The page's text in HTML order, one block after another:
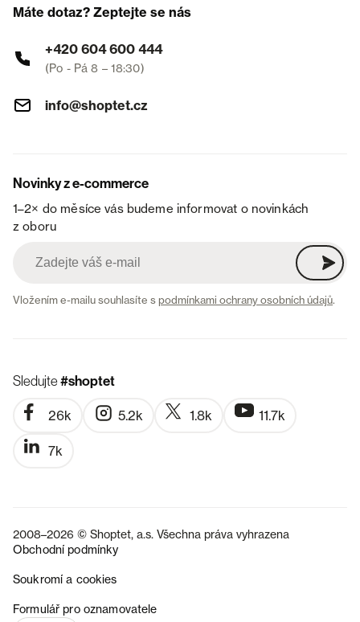
Máte dotaz? Zeptejte se nás
+420 604 600 444
(Po - Pá 8 – 18:30)
info@shoptet.cz
Novinky z e-commerce
1–2× do měsíce vás budeme informovat o novinkách
z oboru
Vložením e-mailu souhlasíte spodmínkami ochrany osobních údajů.
Sledujte#shoptet
26k 5.2k 1.8k 11.7k
7k
2008–2026 © Shoptet, a.s. Všechna práva vyhrazena
Obchodní podmínky
Soukromí a cookies
Formulář pro oznamovatele